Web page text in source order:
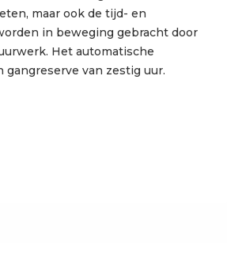
maar ook de tijd- en
in beweging gebracht door
Het automatische
van zestig uur.